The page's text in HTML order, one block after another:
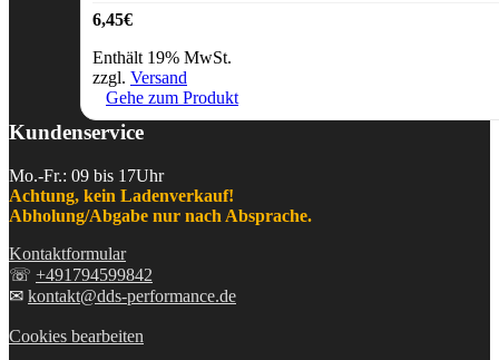
6,45€
Enthält 19% MwSt.
zzgl. Versand
Gehe zum Produkt
Kundenservice
Mo.-Fr.: 09 bis 17Uhr
Achtung, kein Ladenverkauf!
Abholung/Abgabe nur nach Absprache.
Kontaktformular
☏ +491794599842
✉ kontakt@dds-performance.de
Cookies bearbeiten